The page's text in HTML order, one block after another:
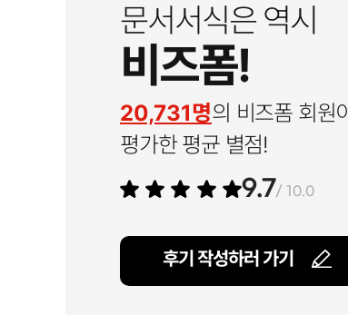
문서서식은 역시
비즈폼!
20,731명의 비즈폼 회원이
평가한 평균 별점!
9.7/ 10.0
후기 작성하러 가기